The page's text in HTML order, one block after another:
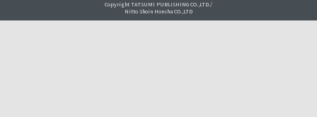
Copyright TATSUMI PUBLISHING CO.,LTD./
Nitto Shoin Honsha CO.,LTD